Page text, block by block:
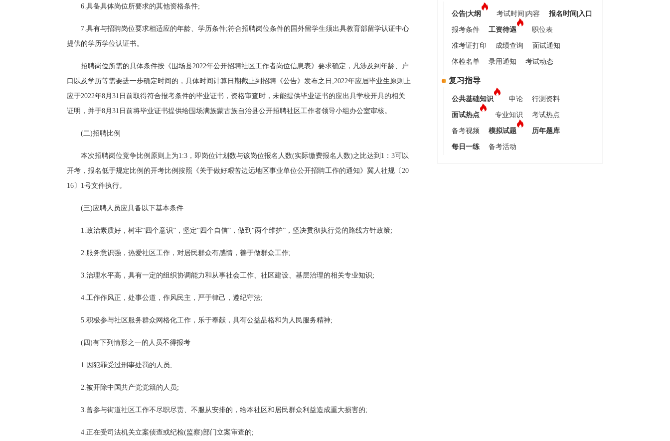
6.具备具体岗位所要求的其他资格条件;
7.具有与招聘岗位要求相适应的年龄、学历条件;符合招聘岗位条件的国外留学生须出具教育部留学认证中心
提供的学历学位认证书。
招聘岗位所需的具体条件按《围场县2022年公开招聘社区工作者岗位信息表》要求确定，凡涉及到年龄、户
口以及学历等需要进一步确定时间的，具体时间计算日期截止到招聘《公告》发布之日;2022年应届毕业生原则上
应于2022年8月31日前取得符合报考条件的毕业证书，资格审查时，未能提供毕业证书的应出具学校开具的相关
证明，并于8月31日前将毕业证书提供给围场满族蒙古族自治县公开招聘社区工作者领导小组办公室审核。
(二)招聘比例
本次招聘岗位竞争比例原则上为1:3，即岗位计划数与该岗位报名人数(实际缴费报名人数)之比达到1：3可以
开考，报名低于规定比例的开考比例按照《关于做好艰苦边远地区事业单位公开招聘工作的通知》冀人社规〔20
16〕1号文件执行。
(三)应聘人员应具备以下基本条件
1.政治素质好，树牢“四个意识”，坚定“四个自信”，做到“两个维护”，坚决贯彻执行党的路线方针政策;
2.服务意识强，热爱社区工作，对居民群众有感情，善于做群众工作;
3.治理水平高，具有一定的组织协调能力和从事社会工作、社区建设、基层治理的相关专业知识;
4.工作作风正，处事公道，作风民主，严于律己，遵纪守法;
5.积极参与社区服务群众网格化工作，乐于奉献，具有公益品格和为人民服务精神;
(四)有下列情形之一的人员不得报考
1.因犯罪受过刑事处罚的人员;
2.被开除中国共产党党籍的人员;
3.曾参与街道社区工作不尽职尽责、不服从安排的，给本社区和居民群众利益造成重大损害的;
4.正在受司法机关立案侦查或纪检(监察)部门立案审查的;
公告|大纲 考试时间|内容 报名时间|入口
报考条件 工资待遇 职位表
准考证打印 成绩查询 面试通知
体检名单 录用通知 考试动态
复习指导
公共基础知识 申论 行测资料
面试热点 专业知识 考试热点
备考视频 模拟试题 历年题库
每日一练 备考活动